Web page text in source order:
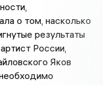
о том, насколько
результаты
России,
Яков